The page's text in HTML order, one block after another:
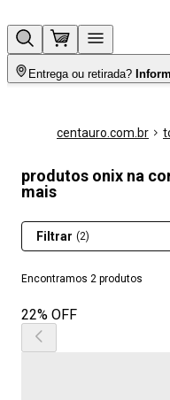
Entrega ou retirada?
centauro.com.br
produtos onix na
mais
Encontramos 2 produtos
Filtrar (2)
22% OFF